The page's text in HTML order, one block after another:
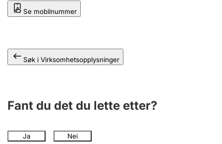
Se mobilnummer
Søk i Virksomhetsopplysninger
Fant du det du lette etter?
Ja Nei